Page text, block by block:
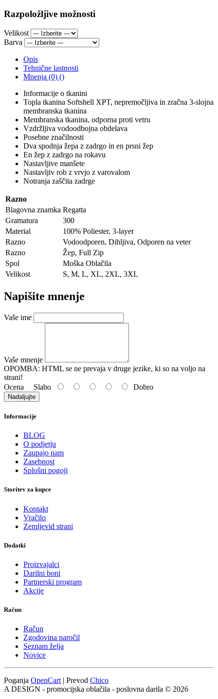
Razpoložljive možnosti
Velikost
Barva
Opis
Tehnične lastnosti
Mnenja (0) ()
Informacije o tkanini
Topla tkanina Softshell XPT, nepremočljiva in zračna 3-slojna
membranska tkanina
Membranska tkanina, odporna proti vetru
Vzdržljiva vodoodbojna obdelava
Posebne značilnosti
Dva spodnja žepa z zadrgo in en prsni žep
En žep z zadrgo na rokavu
Nastavljive manšete
Nastavljiv rob z vrvjo z varovalom
Notranja zaščita zadrge
Razno
Blagovna znamka Regatta
Gramatura
300
Material
100% Poliester, 3-layer
Razno
Vodoodporen, Dihljiva, Odporen na veter
Razno
Žep, Full Zip
Spol
Moška Oblačila
Velikost
S, M, L, XL, 2XL, 3XL
Napišite mnenje
Vaše ime
Vaše mnenje
OPOMBA: HTML se ne prevaja v druge jezike, ki so na voljo na
strani!
Ocena Slabo Dobro
Nadaljujte
Informacije
BLOG
O podjetju
Zaupajo nam
Zasebnost
Splošni pogoji
Storitev za kupce
Kontakt
Vračilo
Zemljevid strani
Dodatki
Proizvajalci
Darilni boni
Partnerski program
Akcije
Račun
Račun
Zgodovina naročil
Seznam želja
Novice
Poganja OpenCart | Prevod Chico
A DESIGN - promocijska oblačila - poslovna darila © 2026